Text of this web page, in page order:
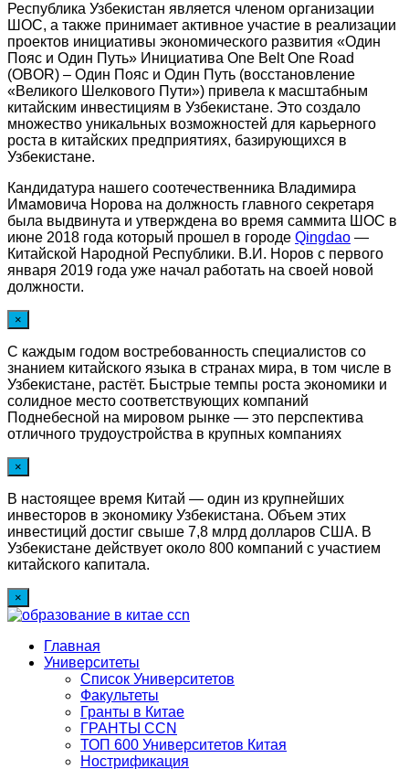
Республика Узбекистан является членом организации
ШОС, а также принимает активное участие в реализации
проектов инициативы экономического развития «Один
Пояс и Один Путь» Инициатива One Belt One Road
(OBOR) – Один Пояс и Один Путь (восстановление
«Великого Шелкового Пути») привела к масштабным
китайским инвестициям в Узбекистане. Это создало
множество уникальных возможностей для карьерного
роста в китайских предприятиях, базирующихся в
Узбекистане.
Кандидатура нашего соотечественника Владимира
Имамовича Норова на должность главного секретаря
была выдвинута и утверждена во время саммита ШОС в
июне 2018 года который прошел в городе Qingdao —
Китайской Народной Республики. В.И. Норов с первого
января 2019 года уже начал работать на своей новой
должности.
×
С каждым годом востребованность специалистов со
знанием китайского языка в странах мира, в том числе в
Узбекистане, растёт. Быстрые темпы роста экономики и
солидное место соответствующих компаний
Поднебесной на мировом рынке — это перспектива
отличного трудоустройства в крупных компаниях
×
В настоящее время Китай — один из крупнейших
инвесторов в экономику Узбекистана. Объем этих
инвестиций достиг свыше 7,8 млрд долларов США. В
Узбекистане действует около 800 компаний с участием
китайского капитала.
×
Главная
Университеты
Список Университетов
Факультеты
Гранты в Китае
ГРАНТЫ ССN
ТОП 600 Университетов Китая
Нострификация